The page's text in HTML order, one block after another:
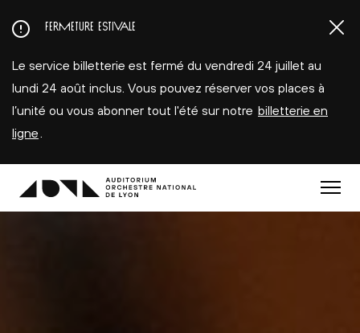
au
principal
FERMETURE ESTIVALE
Le service billetterie est fermé du vendredi 24 juillet au
lundi 24 août inclus. Vous pouvez réserver vos places à
l’unité ou vous abonner tout l'été sur notre billetterie en
ligne
Menu